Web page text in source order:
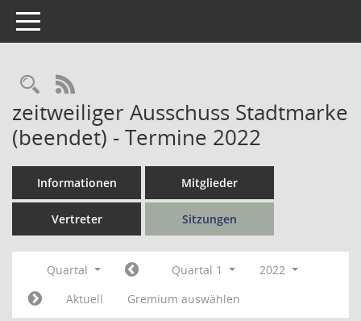
Toggle navigation
Rechercheauswahl
RSS-Feed
zeitweiliger Ausschuss Stadtmarke
(beendet) - Termine 2022
Informationen Mitglieder
Vertreter Sitzungen
Quartal Quartal 1
2022
Aktuell
Gremium auswählen